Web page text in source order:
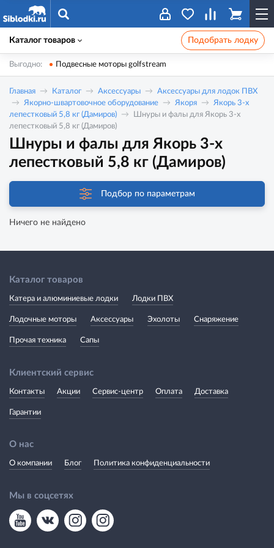
Каталог товаров Подобрать лодку
Выгодно: Подвесные моторы golfstream
Главная Каталог Аксессуары
Аксессуары для лодок ПВХ
Якорно-швартовочное оборудование
Якоря
Якорь 3-х
лепестковый 5,8 кг (Дамиров)
Шнуры и фалы для Якорь 3-х
лепестковый 5,8 кг (Дамиров)
Шнуры и фалы для Якорь 3-х
лепестковый 5,8 кг (Дамиров)
Подбор по параметрам
Ничего не найдено
Каталог товаров
Катера и алюминиевые лодки Лодки ПВХ
Лодочные моторы Аксессуары Эхолоты Снаряжение
Прочая техника Сапы
Клиентский сервис
Контакты Акции Сервис-центр Оплата Доставка
Гарантии
О нас
О компании Блог Политика конфиденциальности
Мы в соцсетях